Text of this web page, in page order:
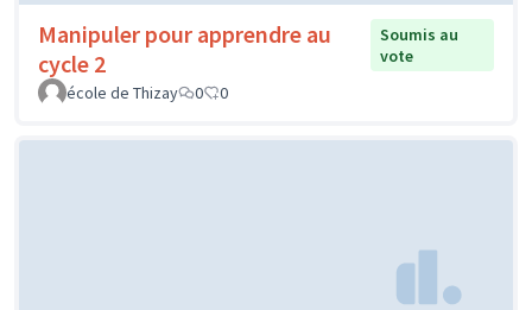
Manipuler pour apprendre au
cycle 2
Soumis au
vote
école de Thizay
0 0